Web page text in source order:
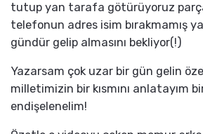
tutup yan tarafa götürüyoruz
telefonun adres isim bırakmamış
gündür gelip almasını bekliyor(!)
Yazarsam çok uzar bir gün gelin
milletimizin bir kısmını anlatayım
endişelenelim!